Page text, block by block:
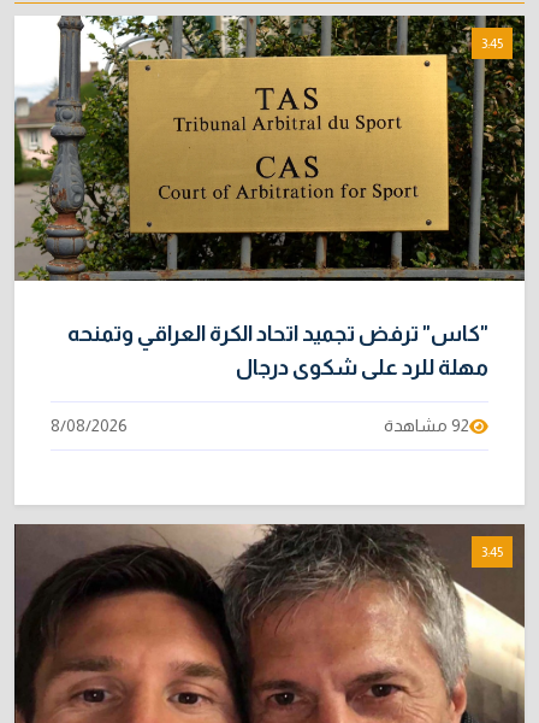
8
نائبة تحذر من اضطرابات بسبب تأخّر دفع رواتب
الموظفين
4/08/2026
9
خطر "إيبولا" يتضاعف.. ارتفاع عدد الإصابات
بالفيروس إلى 3748
3/08/2026
10
خبراء: 70 بالمئة من نفط الخليج لا يملك بديلاً عن
هرمز
2/08/2026
3:45
"كاس" ترفض تجميد اتحاد الكرة العراقي وتمنحه
مهلة للرد على شكوى درجال
92 مشاهدة 8/08/2026
3:45